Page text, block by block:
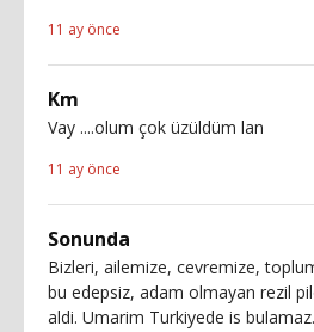
11 ay önce
Km
Vay ....olum çok üzüldüm lan
11 ay önce
Sonunda
Bizleri, ailemize, cevremize,
bu edepsiz, adam olmayan rezil
aldi. Umarim Turkiyede is